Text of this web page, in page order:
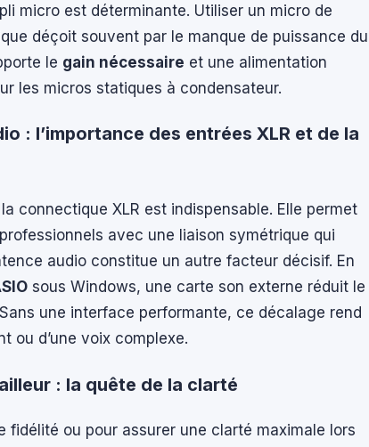
micro est déterminante. Utiliser un micro de
déçoit souvent par le manque de puissance du
le gain nécessaire et une alimentation
les micros statiques à condensateur.
: l’importance des entrées XLR et de la
connectique XLR est indispensable. Elle permet
avec une liaison symétrique qui
audio constitue un autre facteur décisif. En
sous Windows, une carte son externe réduit le
une interface performante, ce décalage rend
ou d’une voix complexe.
: la quête de la clarté
fidélité ou pour assurer une clarté maximale lors